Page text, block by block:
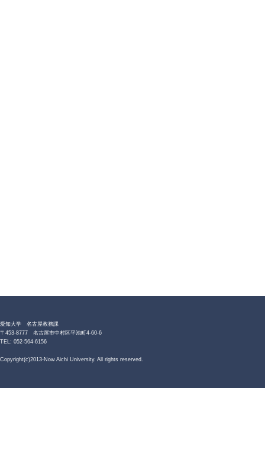
愛知大学 名古屋教務課
〒453-8777 名古屋市中村区平池町4-60-6
TEL: 052-564-6156
Copyright(c)2013-Now Aichi University. All rights reserved.